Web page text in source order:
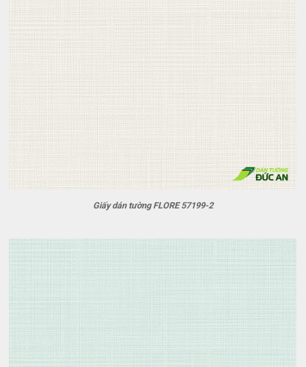
Giấy dán tường FLORE 57199-2